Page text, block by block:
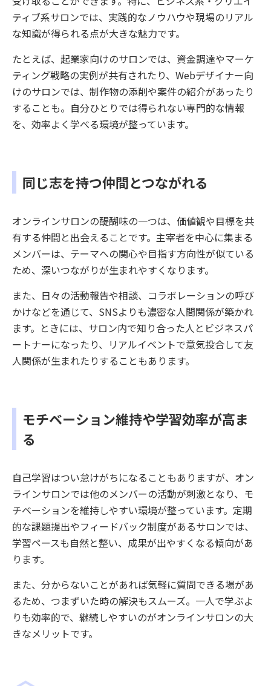
ティブ系サロンでは、実践的なノウハウや現場のリアル
な知識が得られる点が大きな魅力です。
たとえば、起業家向けのサロンでは、資金調達やマーケ
ティング戦略の実例が共有されたり、Webデザイナー向
けのサロンでは、制作物の添削や案件の紹介があったり
することも。自分ひとりでは得られない専門的な情報
を、効率よく学べる環境が整っています。
同じ志を持つ仲間とつながれる
オンラインサロンの醍醐味の一つは、価値観や目標を共
有する仲間と出会えることです。主宰者を中心に集まる
メンバーは、テーマへの関心や目指す方向性が似ている
ため、深いつながりが生まれやすくなります。
また、日々の活動報告や相談、コラボレーションの呼び
かけなどを通じて、SNSよりも濃密な人間関係が築かれ
ます。ときには、サロン内で知り合った人とビジネスパ
ートナーになったり、リアルイベントで意気投合して友
人関係が生まれたりすることもあります。
モチベーション維持や学習効率が高ま
る
自己学習はつい怠けがちになることもありますが、オン
ラインサロンでは他のメンバーの活動が刺激となり、モ
チベーションを維持しやすい環境が整っています。定期
的な課題提出やフィードバック制度があるサロンでは、
学習ペースも自然と整い、成果が出やすくなる傾向があ
ります。
また、分からないことがあれば気軽に質問できる場があ
るため、つまずいた時の解決もスムーズ。一人で学ぶよ
りも効率的で、継続しやすいのがオンラインサロンの大
きなメリットです。